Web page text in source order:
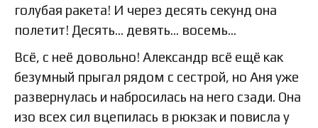
голубая ракета! И через десять секунд она
полетит! Десять… девять… восемь…
Всё, с неё довольно! Александр всё ещё как
безумный прыгал рядом с сестрой, но Аня уже
развернулась и набросилась на него сзади. Она
изо всех сил вцепилась в рюкзак и повисла у